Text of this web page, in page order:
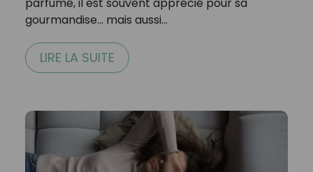
parfumé, il est souvent apprécié pour sa
gourmandise… mais aussi…
LIRE LA SUITE